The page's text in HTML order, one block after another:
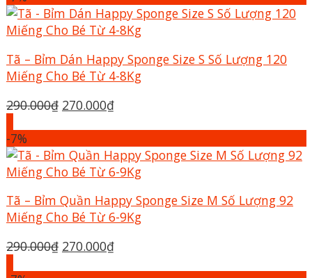
290.000₫.là:
270.000₫.
Tã – Bỉm Dán Happy Sponge Size S Số Lượng 120
Miếng Cho Bé Từ 4-8Kg
290.000₫ Giá
290.000₫.
270.000₫Giá
là:
270.000₫.
-7%
Tã – Bỉm Quần Happy Sponge Size M Số Lượng 92
Miếng Cho Bé Từ 6-9Kg
290.000₫ Giá
270.000₫Giá